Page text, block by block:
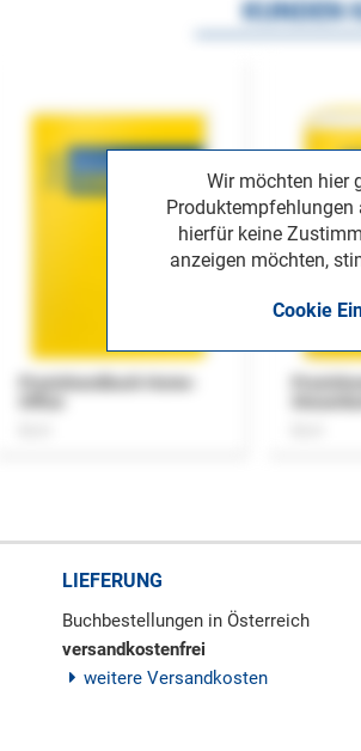
Wir möchten hier
Produktempfehlungen
hierfür keine
anzeigen möchten,
Cookie
KUNDEN
Praxishandbuch Home-
LIEFERUNG
Buchbestellungen in Österreich
versandkostenfrei
weitere Versandkosten